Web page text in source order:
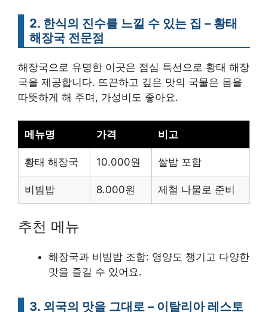
2. 한식의 진수를 느낄 수 있는 집 – 황태
해장국 전문점
해장국으로 유명한 이곳은 점심 특선으로 황태 해장
국을 제공합니다. 뜨끈하고 깊은 맛의 국물은 몸을
따뜻하게 해 주며, 가성비도 좋아요.
메뉴명 가격 비고
황태 해장국 10.000원 쌀밥 포함
비빔밥 8.000원 제철 나물로 준비
추천 메뉴
해장국과 비빔밥 조합: 영양도 챙기고 다양한
맛을 즐길 수 있어요.
3. 외국의 맛을 그대로 – 이탈리아 레스토